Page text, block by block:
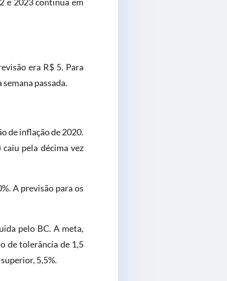
era R$ 5. Para
passada.
de inflação de 2020.
pela décima vez
A previsão para os
pelo BC. A meta,
de tolerância de 1,5
5,5%.